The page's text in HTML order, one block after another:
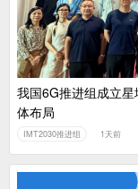
我国6G推进组成立
体布局
IMT2030推进组 1天前